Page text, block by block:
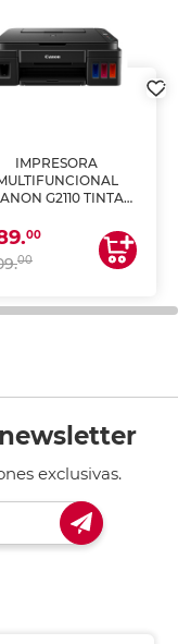
IMPRESORA
G2110 TINTA
00
00
exclusivas.